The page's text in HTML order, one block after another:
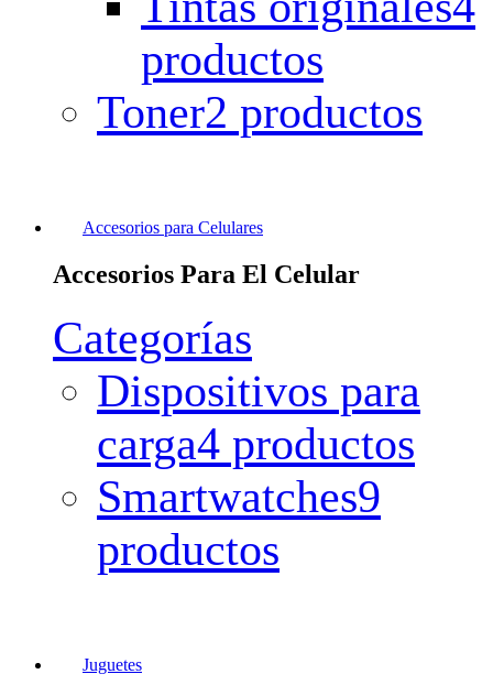
productos
Toner2 productos
Accesorios para Celulares
Accesorios Para El Celular
Categorías
Dispositivos para
carga4 productos
Smartwatches9
productos
Juguetes